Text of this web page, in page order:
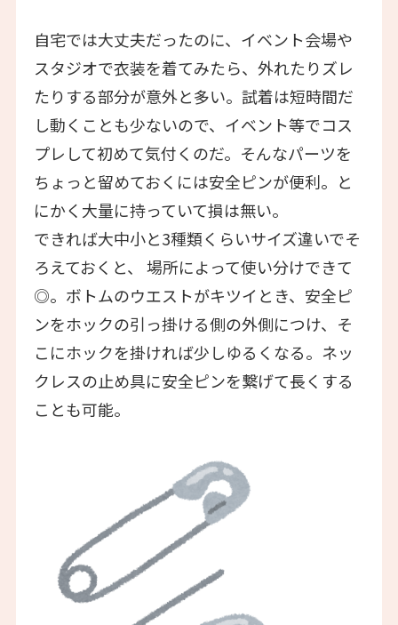
自宅では大丈夫だったのに、イベント会場や
スタジオで衣装を着てみたら、外れたりズレ
たりする部分が意外と多い。試着は短時間だ
し動くことも少ないので、イベント等でコス
プレして初めて気付くのだ。そんなパーツを
ちょっと留めておくには安全ピンが便利。と
にかく大量に持っていて損は無い。
できれば大中小と3種類くらいサイズ違いでそ
ろえておくと、 場所によって使い分けできて
◎。ボトムのウエストがキツイとき、安全ピ
ンをホックの引っ掛ける側の外側につけ、そ
こにホックを掛ければ少しゆるくなる。ネッ
クレスの止め具に安全ピンを繋げて長くする
ことも可能。